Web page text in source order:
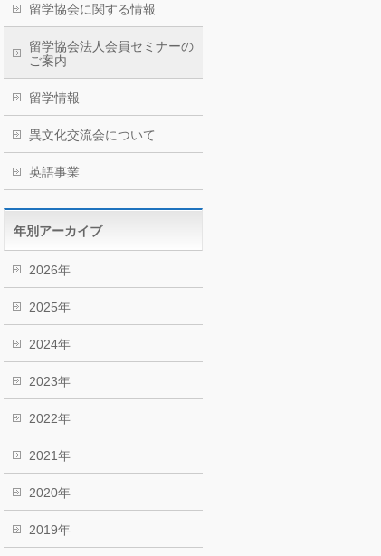
留学協会に関する情報
留学協会法人会員セミナーの
ご案内
留学情報
異文化交流会について
英語事業
年別アーカイブ
2026年
2025年
2024年
2023年
2022年
2021年
2020年
2019年